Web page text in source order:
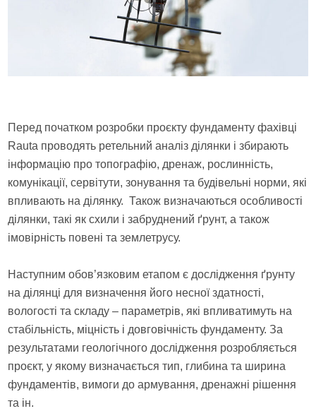
Перед початком розробки проєкту фундаменту фахівці
Rauta проводять ретельний аналіз ділянки і збирають
інформацію про топографію, дренаж, рослинність,
комунікації, сервітути, зонування та будівельні норми, які
впливають на ділянку. Також визначаються особливості
ділянки, такі як схили і забруднений ґрунт, а також
імовірність повені та землетрусу.
Наступним обов’язковим етапом є дослідження ґрунту
на ділянці для визначення його несної здатності,
вологості та складу – параметрів, які впливатимуть на
стабільність, міцність і довговічність фундаменту. За
результатами геологічного дослідження розробляється
проєкт, у якому визначається тип, глибина та ширина
фундаментів, вимоги до армування, дренажні рішення
та ін.